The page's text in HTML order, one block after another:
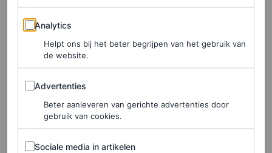
duurzaamheid. We weten ook dat onze klanten willen dat
we actief zijn op dit gebied. Vooral onze jongere klanten
denken veel na over duurzaamheid bij hun
aankoopbeslissingen. Ze willen merken die in lijn zijn
met hun waarden als het gaat om klimaatgerelateerde
kwesties.”
Analytics
Analytics
Helpt ons bij het beter begrijpen van het gebruik van
de website.
Advertenties
Advertenties
Beter aanleveren van gerichte advertenties door
gebruik van cookies.
Sociale media in artikelen
Sociale media in artikelen